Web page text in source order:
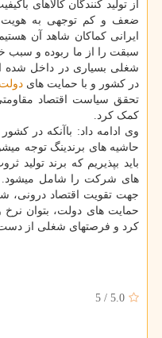
از تولید کنندگان کالاهای
ضعف و کم توجهی به هویت
ایرانی کماکان شاهد آن
سبقت را از ما ربوده و
شغلی بسیاری در داخل شده
در کشور و با حمایت های دولت
تحقق سیاست اقتصاد
کمک کرد.
وی ادامه داد: باآنکه در
حاشیه های برندینگ توجه
باید بپذیریم که برند
های شرکت را شامل میشود.
جهت تقویت اقتصاد درونی،
حمایت های دولت، بتوان
کرد و فرصتهای شغلی از دست
5.0
/
5